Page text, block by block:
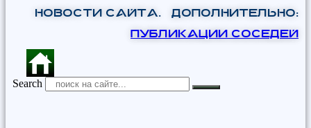
НОВОСТИ САЙТА. Дополнительно:
ПУБЛИКАЦИИ СОСЕДЕЙ
Search